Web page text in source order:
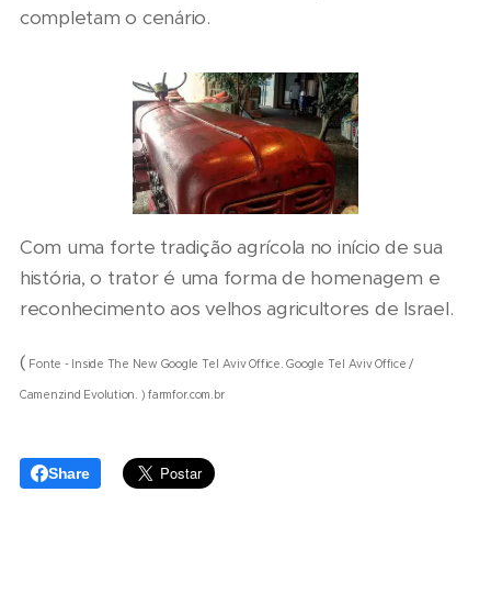
completam o cenário.
Com uma forte tradição agrícola no início de sua
história, o trator é uma forma de homenagem e
reconhecimento aos velhos agricultores de Israel.
( Fonte - Inside The New Google Tel Aviv Office. Google Tel Aviv Office /
Camenzind Evolution. ) farmfor.com.br
Share